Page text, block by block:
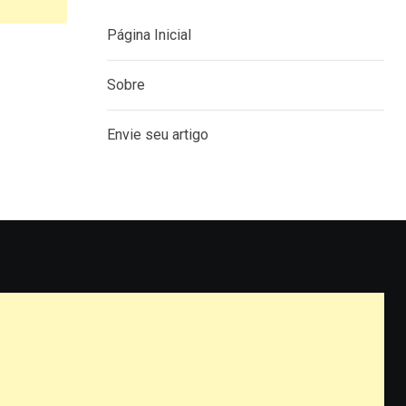
Página Inicial
Sobre
Envie seu artigo